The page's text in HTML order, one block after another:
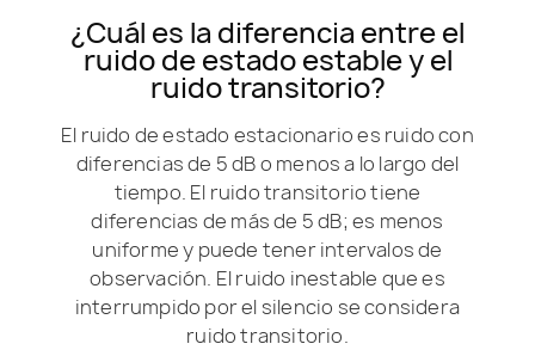
¿Cuál es la diferencia entre el
ruido de estado estable y el
ruido transitorio?
El ruido de estado estacionario es ruido con
diferencias de 5 dB o menos a lo largo del
tiempo. El ruido transitorio tiene
diferencias de más de 5 dB; es menos
uniforme y puede tener intervalos de
observación. El ruido inestable que es
interrumpido por el silencio se considera
ruido transitorio.